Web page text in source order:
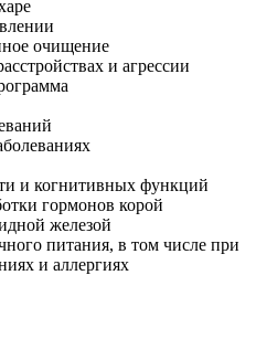
очищение
и агрессии
и когнитивных функций
гормонов корой
железой
питания, в том числе при
и аллергиях